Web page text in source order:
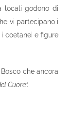
locali godono di
vi partecipano i
coetanei e figure
che ancora
Cuore”.